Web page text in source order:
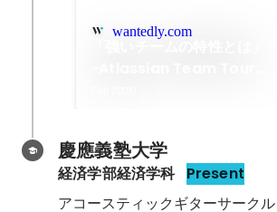
wantedly.com
慶應義塾大学
経済学部経済学科 Present
アコースティックギターサークル